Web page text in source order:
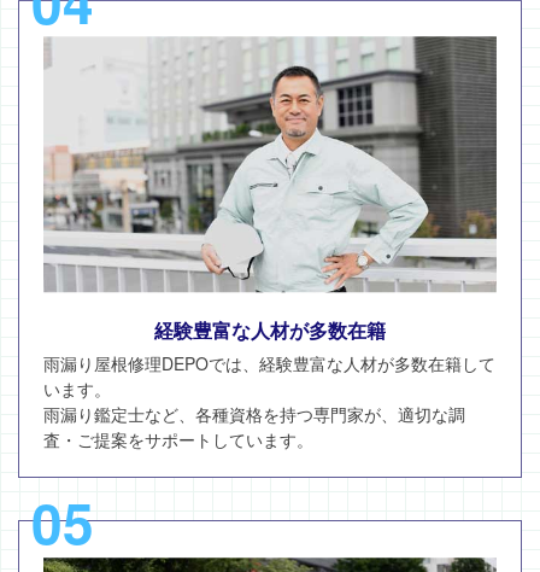
経験豊富な人材が多数在籍
雨漏り屋根修理DEPOでは、経験豊富な人材が多数在籍して
います。
雨漏り鑑定士など、各種資格を持つ専門家が、適切な調
査・ご提案をサポートしています。
05